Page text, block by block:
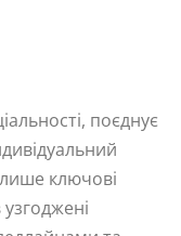
поєднує
лише ключові